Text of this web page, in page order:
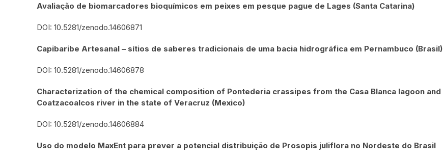
Avaliação de biomarcadores bioquímicos em peixes em pesque pague de Lages (Santa Catarina)
DOI: 10.5281/zenodo.14606871
Capibaribe Artesanal – sítios de saberes tradicionais de uma bacia hidrográfica em Pernambuco (Brasil)
DOI: 10.5281/zenodo.14606878
Characterization of the chemical composition of Pontederia crassipes from the Casa Blanca lagoon and
Coatzacoalcos river in the state of Veracruz (Mexico)
DOI: 10.5281/zenodo.14606884
Uso do modelo MaxEnt para prever a potencial distribuição de Prosopis juliflora no Nordeste do Brasil